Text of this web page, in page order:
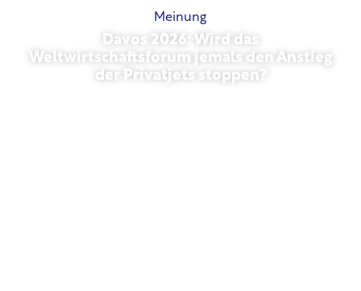
Meinung
Davos 2026: Wird das
Weltwirtschaftsforum jemals den Anstieg
der Privatjets stoppen?